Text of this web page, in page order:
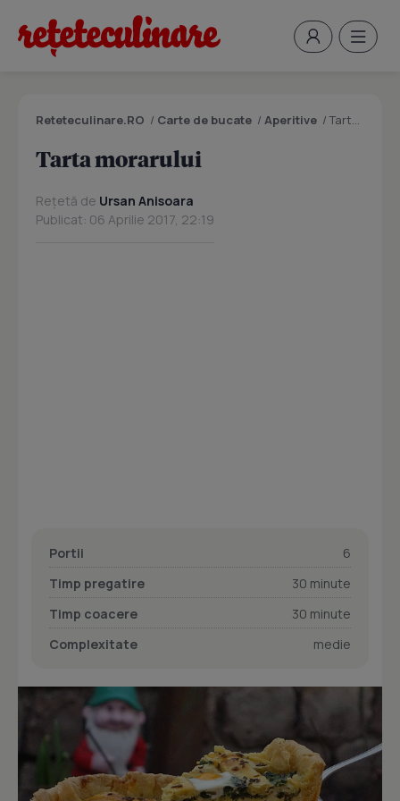
Reteteculinare.RO / Carte de bucate / Aperitive /Tarta morarului
Tarta morarului
Rețetă de Ursan Anisoara
Publicat: 06 Aprilie 2017, 22:19
Portii
6
Timp pregatire
30 minute
Timp coacere
30 minute
Complexitate
medie